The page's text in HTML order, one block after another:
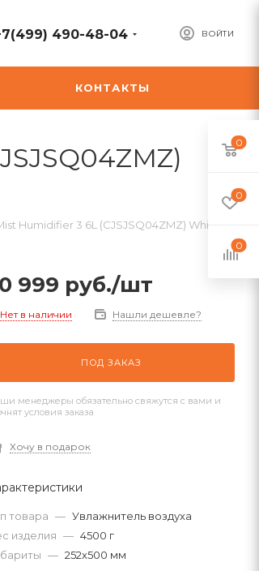
ВОЙТИ
490-48-04
КОНТАКТЫ
Humidifier 3 6L (CJSJSQ04ZMZ) White
999 руб./шт
Нет в наличии Нашли дешевле?
ПОД ЗАКАЗ
менеджеры обязательно свяжутся с вами и
условия заказа
Хочу в подарок
товара — Увлажнитель воздуха
изделия — 4500 г
— 252х500 мм
0
0
0